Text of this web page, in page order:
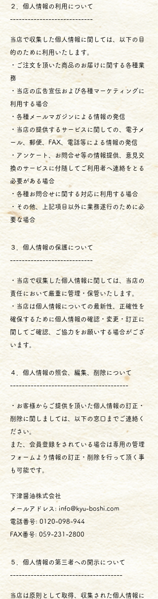
２．個人情報の利用について
----------------------------
当店で収集した個人情報に関しては、以下の目
的のために利用いたします。
・ご注文を頂いた商品のお届けに関する各種業
務
・当店の広告宣伝および各種マーケティングに
利用する場合
・各種メールマガジンによる情報の発信
・当店の提供するサービスに関しての、電子メ
ール、郵便、FAX、電話等による情報の発信
・アンケート、お問合せ等の情報提供、意見交
換のサービスに付随してご利用者へ連絡をとる
必要がある場合
・各種お問合せに関する対応に利用する場合
・その他、上記項目以外に業務遂行のために必
要な場合
３．個人情報の保護について
----------------------------
・当店で収集した個人情報に関しては、当店の
責任において厳重に管理・保管いたします。
・当店は個人情報についての最新性、正確性を
確保するために個人情報の確認・変更・訂正に
関してご確認、ご協力をお願いする場合がござ
います。
４．個人情報の照会、編集、削除について
----------------------------------------
・お客様からご提供を頂いた個人情報の訂正・
削除に関しましては、以下の窓口までご連絡く
ださい。
また、会員登録をされている場合は専用の管理
フォームより情報の訂正・削除を行って頂く事
も可能です。
下津醤油株式会社
メールアドレス: info@kyu-boshi.com
電話番号: 0120-098-944
FAX番号: 059-231-2800
５．個人情報の第三者への開示について
--------------------------------------
当店は原則として取得、収集された個人情報に